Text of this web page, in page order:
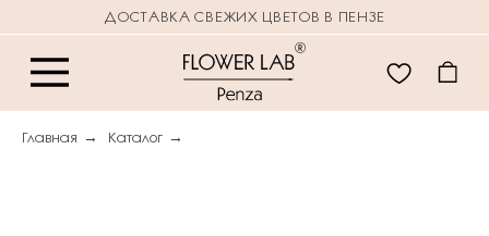
ДОСТАВКА СВЕЖИХ ЦВЕТОВ В ПЕНЗЕ
Главная → Каталог →